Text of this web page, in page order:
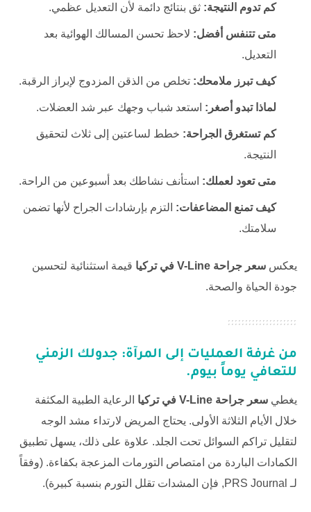
كم تدوم النتيجة: ثق بنتائج دائمة لأن التعديل عظمي.
متى تتنفس أفضل: لاحظ تحسن المسالك الهوائية بعد
التعديل.
كيف تبرز ملامحك: تخلص من الذقن المزدوج لإبراز الرقبة.
لماذا تبدو أصغر: استعد شباب وجهك عبر شد العضلات.
كم تستغرق الجراحة: خطط لساعتين إلى ثلاث لتحقيق
النتيجة.
متى تعود لعملك: استأنف نشاطك بعد أسبوعين من الراحة.
كيف تمنع المضاعفات: التزم بإرشادات الجراح لأنها تضمن
سلامتك.
يعكس سعر جراحة V-Line في تركيا
قيمة استثنائية لتحسين
جودة الحياة والصحة.
من غرفة العمليات إلى المرآة: جدولك الزمني
للتعافي يوماً بيوم.
يغطي سعر جراحة V-Line في تركيا
الرعاية الطبية المكثفة
خلال الأيام الثلاثة الأولى. يحتاج المريض لارتداء مشد الوجه
لتقليل تراكم السوائل تحت الجلد. علاوة على ذلك، يسهل تطبيق
الكمادات الباردة من امتصاص التورمات المزعجة بكفاءة. (وفقاً
لـ PRS Journal, فإن المشدات تقلل التورم بنسبة كبيرة).